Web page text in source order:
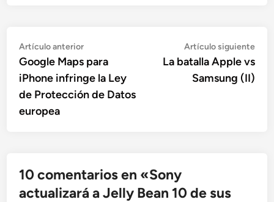
Navegación
de
entradas
Artículo anteriorArtículo
anterior:
Google Maps para
iPhone infringe la Ley
de Protección de Datos
europea
Artículo siguiente
La batalla Apple vs
Samsung (II)
10 comentarios en «Sony
actualizará a Jelly Bean 10 de sus